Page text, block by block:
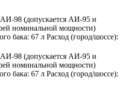
98 (допускается АИ-95 и
номинальной мощности)
бака: 67 л Расход (город/шоссе):
98 (допускается АИ-95 и
номинальной мощности)
бака: 67 л Расход (город/шоссе):